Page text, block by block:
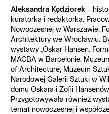
Aleksandra Kędziorek–
kuratorka i redaktorka.
Nowoczesnej w Warszawie,
Architektury we Wrocławiu.
wystawy „Oskar Hansen.
MACBA w Barcelonie,
of Architecture, Muzeum
Narodowej Galerii Sztuki w
domu Oskara i Zofii
Przygotowywała również
temat nowoczesnej i